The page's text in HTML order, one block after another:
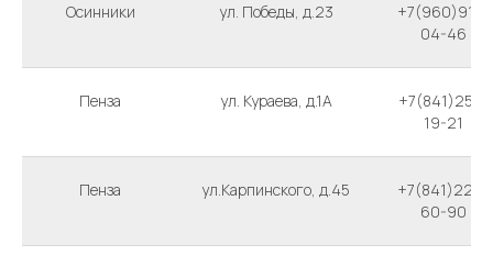
Осинники ул. Победы, д.23
+7(960)912-
04-46
Пенза ул. Кураева, д.1А
+7(841)252-
19-21
Пенза ул.Карпинского, д.45
+7(841)220-
60-90